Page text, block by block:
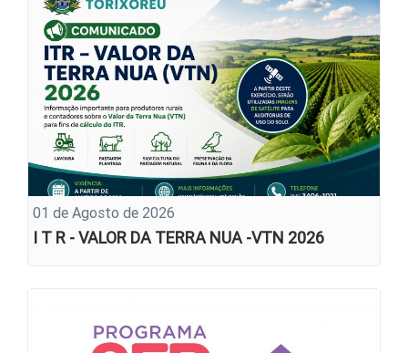
01 de Agosto de 2026
I T R - VALOR DA TERRA NUA -VTN 2026